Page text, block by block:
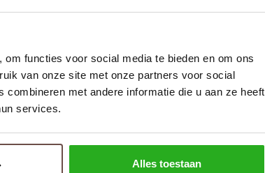
functies voor social media te bieden en om ons
van onze site met onze partners voor social
met andere informatie die u aan ze heeft
services.
Alles toestaan